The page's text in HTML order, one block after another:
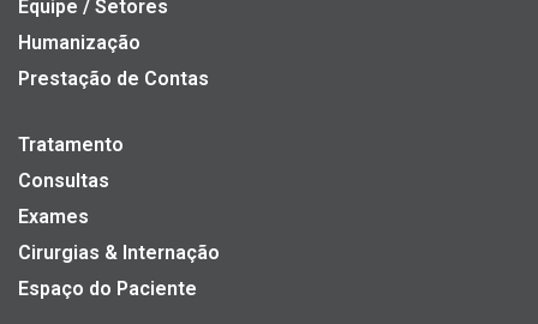
Equipe / Setores
Humanização
Prestação de Contas
Tratamento
Consultas
Exames
Cirurgias & Internação
Espaço do Paciente